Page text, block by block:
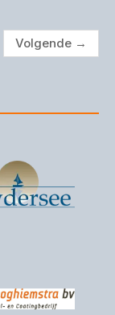
Volgende →